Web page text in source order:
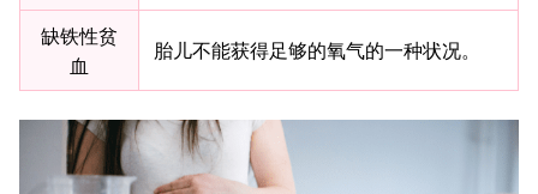
缺铁性贫
血
胎儿不能获得足够的氧气的一种状况。